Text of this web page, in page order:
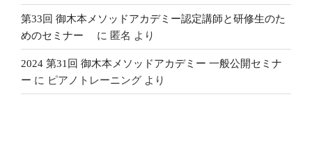
第33回 御木本メソッドアカデミー認定講師と研修生のた
めのセミナー
に 匿名 より
2024 第31回 御木本メソッドアカデミー 一般公開セミナ
ー に ピアノトレーニング より